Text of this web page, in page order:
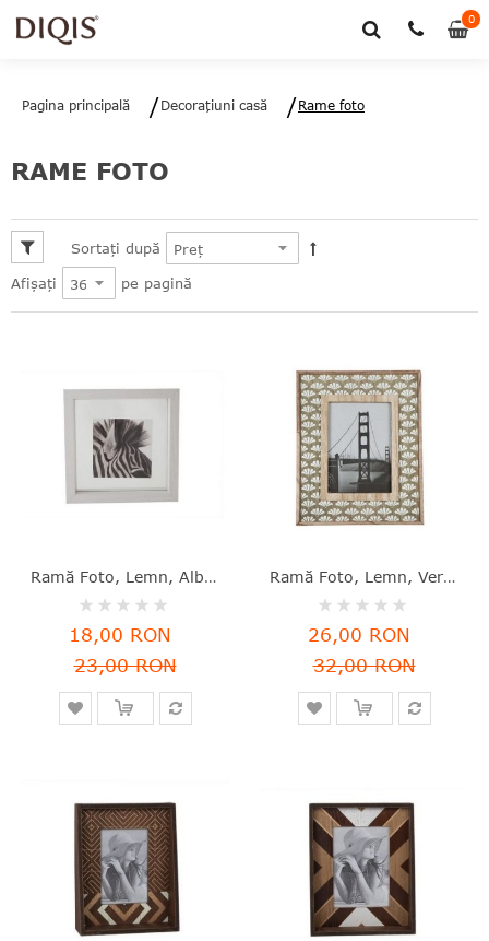
00
Pagina principală Decoraţiuni casă Rame foto
RAME FOTO
Sortați după
Afișați
pe pagină
Ramă Foto, Lemn, Alb, 18.5x18.5x4 Cm, Cosy & Trendy - 5400586060439
Rating:
0%
18,00 RON
23,00 RON
Ramă Foto, Lemn, Verde, 23x28 Cm, Cosy & Trendy - 5400586096360
Rating:
0%
26,00 RON
32,00 RON